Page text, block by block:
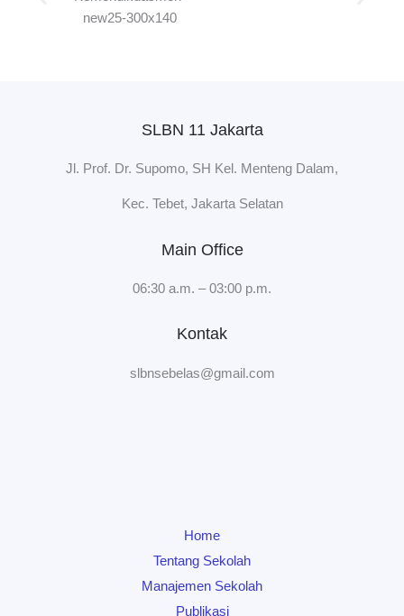
SLBN 11 Jakarta
Jl. Prof. Dr. Supomo, SH Kel. Menteng Dalam,
Kec. Tebet, Jakarta Selatan
Main Office
06:30 a.m. – 03:00 p.m.
Kontak
slbnsebelas@gmail.com
Home
Tentang Sekolah
Manajemen Sekolah
Publikasi